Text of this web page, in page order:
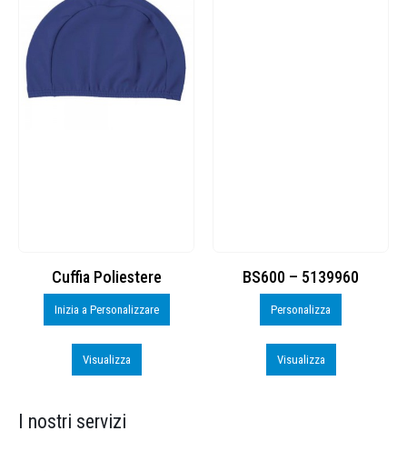
Cuffia Poliestere
Inizia a Personalizzare
Visualizza
BS600 – 5139960
Personalizza
Visualizza
I nostri servizi